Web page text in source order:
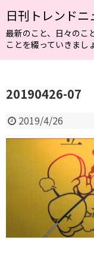
日刊トレンドニ
最新のこと、日々のこ
ことを綴っていきまし
20190426-07
2019/4/26